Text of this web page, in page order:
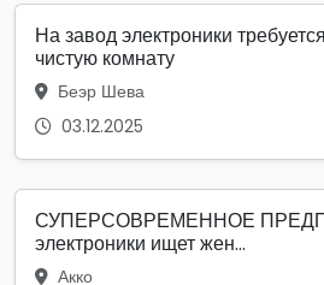
На завод электроники
чистую комнату
Беэр Шева
03.12.2025
СУПЕРСОВРЕМЕННОЕ
электроники ищет жен...
Акко